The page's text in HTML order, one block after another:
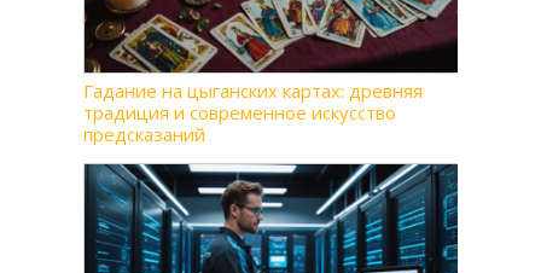
Гадание на цыганских картах: древняя
традиция и современное искусство
предсказаний